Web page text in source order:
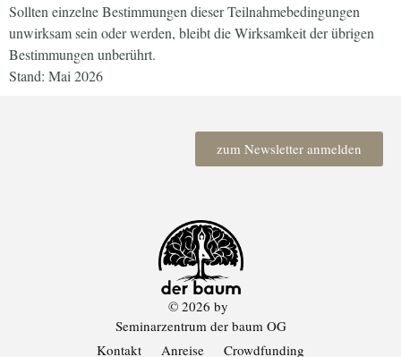
Sollten einzelne Bestimmungen dieser Teilnahmebedingungen
unwirksam sein oder werden, bleibt die Wirksamkeit der übrigen
Bestimmungen unberührt.
Stand: Mai 2026
zum Newsletter anmelden
Kontakt Anreise Crowdfunding
© 2026 by
Seminarzentrum der baum OG